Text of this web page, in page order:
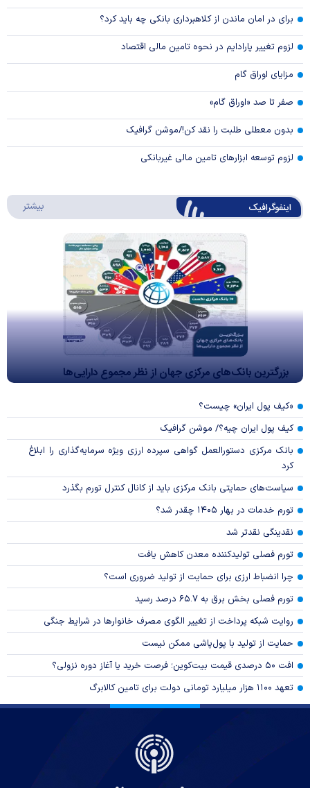
برای در امان ماندن از کلاهبرداری بانکی چه باید کرد؟
لزوم تغییر پارادایم در نحوه تامین مالی اقتصاد
مزایای اوراق گام
صفر تا صد «اوراق گام»
بدون معطلی طلبت را نقد کن!/موشن گرافیک
لزوم توسعه ابزارهای تامین مالی غیربانکی
اینفوگرافیک بیشتر
بزرگترین بانک‌های مرکزی جهان از نظر مجموع دارایی‌ها
«کیف پول ایران» چیست؟
کیف پول ایران چیه؟/ موشن گرافیک
بانک مرکزی دستورالعمل گواهی سپرده ارزی ویژه سرمایه‌گذاری را ابلاغ
کرد
سیاست‌های حمایتی بانک مرکزی باید از کانال کنترل تورم بگذرد
تورم خدمات در بهار ۱۴۰۵ چقدر شد؟
نقدینگی نقدتر شد
تورم فصلی تولیدکننده معدن کاهش یافت
چرا انضباط ارزی برای حمایت از تولید ضروری است؟
تورم فصلی بخش برق به ۶۵.۷ درصد رسید
روایت شبکه پرداخت از تغییر الگوی مصرف خانوار‌ها در شرایط جنگی
حمایت از تولید با پول‌پاشی ممکن نیست
افت ۵۰ درصدی قیمت بیت‌کوین؛ فرصت خرید یا آغاز دوره نزولی؟
تعهد ۱۱۰۰ هزار میلیارد تومانی دولت برای تامین کالابرگ